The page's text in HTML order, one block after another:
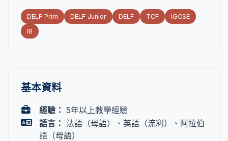
DELF Prim DELF Junior DELF TCF
IGCSE
IB
基本資料
經驗： 5年以上教學經驗
語言： 法語（母語）、英語（流利）、阿拉伯
語（母語）